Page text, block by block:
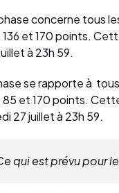
concerne tous
et 170 points.
à 23h 59.
se rapporte à
et 170 points.
27 juillet à 23h 59.
qui est prévu pour